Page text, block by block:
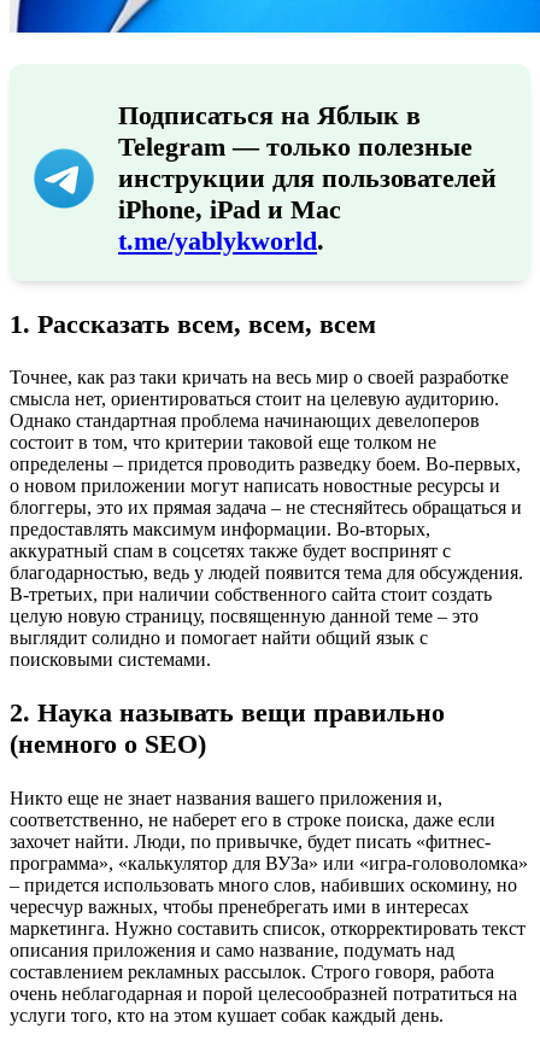
Подписаться на Яблык в
Telegram — только полезные
инструкции для пользователей
iPhone, iPad и Mac
t.me/yablykworld.
1. Рассказать всем, всем, всем
Точнее, как раз таки кричать на весь мир о своей разработке
смысла нет, ориентироваться стоит на целевую аудиторию.
Однако стандартная проблема начинающих девелоперов
состоит в том, что критерии таковой еще толком не
определены – придется проводить разведку боем. Во-первых,
о новом приложении могут написать новостные ресурсы и
блоггеры, это их прямая задача – не стесняйтесь обращаться и
предоставлять максимум информации. Во-вторых,
аккуратный спам в соцсетях также будет воспринят с
благодарностью, ведь у людей появится тема для обсуждения.
В-третьих, при наличии собственного сайта стоит создать
целую новую страницу, посвященную данной теме – это
выглядит солидно и помогает найти общий язык с
поисковыми системами.
2. Наука называть вещи правильно
(немного о SEO)
Никто еще не знает названия вашего приложения и,
соответственно, не наберет его в строке поиска, даже если
захочет найти. Люди, по привычке, будет писать «фитнес-
программа», «калькулятор для ВУЗа» или «игра-головоломка»
– придется использовать много слов, набивших оскомину, но
чересчур важных, чтобы пренебрегать ими в интересах
маркетинга. Нужно составить список, откорректировать текст
описания приложения и само название, подумать над
составлением рекламных рассылок. Строго говоря, работа
очень неблагодарная и порой целесообразней потратиться на
услуги того, кто на этом кушает собак каждый день.